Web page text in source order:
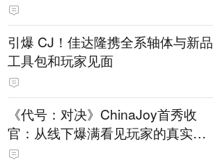
引爆 CJ！佳达隆携全系轴体与新品
工具包和玩家见面
《代号：对决》ChinaJoy首秀收
官：从线下爆满看见玩家的真实期
待